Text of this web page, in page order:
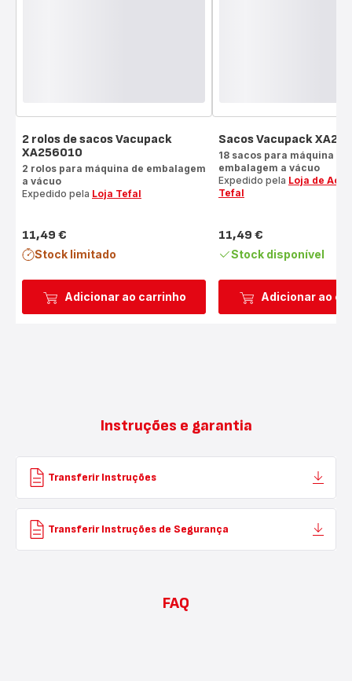
Adicionar ao carrinho
2 rolos de sacos Vacupack
XA256010
2 rolos para máquina de embalagem
a vácuo
Expedido pela Loja Tefal
Preço
11,49 €
Stock limitado
Adicionar ao
Sacos Vacupack
18 sacos para máquina de
embalagem a vácuo
Expedido pela Loja de
Tefal
Preço
11,49 €
Stock disponível
Instruções e garantia
Transferir Instruções
Transferir Instruções de Segurança
FAQ